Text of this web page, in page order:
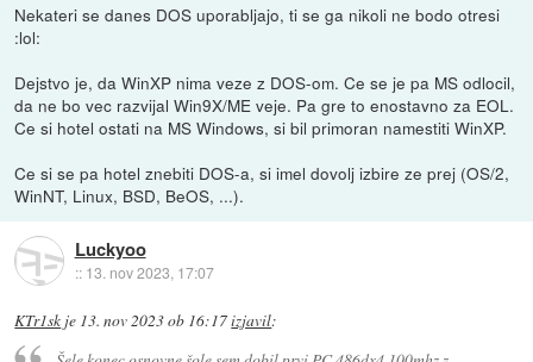
Nekateri se danes DOS uporabljajo, ti se ga nikoli ne bodo otresi
:lol:
Dejstvo je, da WinXP nima veze z DOS-om. Ce se je pa MS odlocil,
da ne bo vec razvijal Win9X/ME veje. Pa gre to enostavno za EOL.
Ce si hotel ostati na MS Windows, si bil primoran namestiti WinXP.
Ce si se pa hotel znebiti DOS-a, si imel dovolj izbire ze prej (OS/2,
WinNT, Linux, BSD, BeOS, ...).
Luckyoo
:: 13. nov 2023, 17:07
KTr1sk je 13. nov 2023 ob 16:17izjavil: